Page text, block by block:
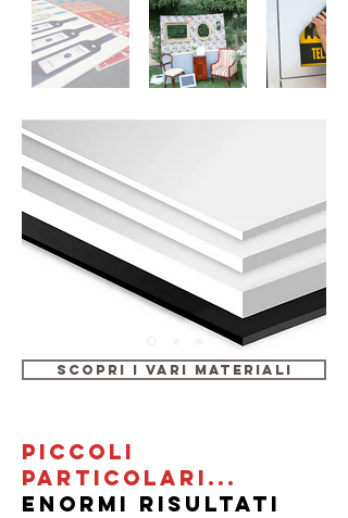
PICCOLI
PARTICOLARI...
enormi risultati
SCOPRI I VARI MATERIALI